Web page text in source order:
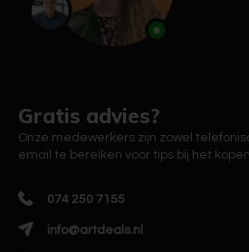
Gratis advies?
Onze medewerkers zijn zowel
email te bereiken voor tips bij het
074 250 7155
info@artdeals.nl